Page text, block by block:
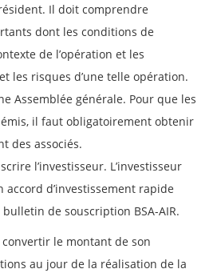
Il doit comprendre
dont les conditions de
de l’opération et les
les risques d’une telle opération.
Assemblée générale. Pour que les
émis, il faut obligatoirement obtenir
des associés.
l’investisseur. L’investisseur
accord d’investissement rapide
de souscription BSA-AIR.
convertir le montant de son
au jour de la réalisation de la